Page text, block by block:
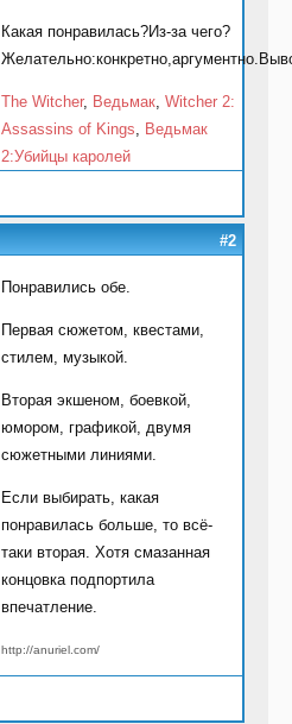
Какая понравилась?Из-за чего?
The Witcher, Ведьмак, Witcher 2:
Assassins of Kings, Ведьмак
2:Убийцы каролей
#2
Понравились обе.
Первая сюжетом, квестами,
стилем, музыкой.
Вторая экшеном, боевкой,
юмором, графикой, двумя
сюжетными линиями.
Если выбирать, какая
понравилась больше, то всё-
таки вторая. Хотя смазанная
концовка подпортила
впечатление.
http://anuriel.com/